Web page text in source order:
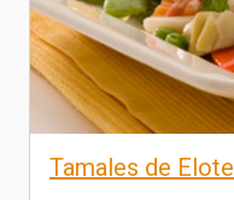
Tamales de Elote